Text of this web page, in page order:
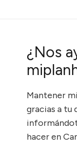
¿Nos
Mantener
gracias a tu
hacer en